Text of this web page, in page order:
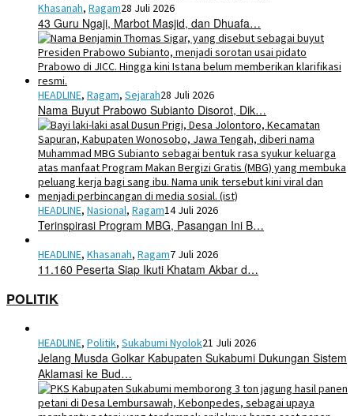
Khasanah, Ragam28 Juli 2026
43 Guru Ngaji, Marbot Masjid, dan Dhuafa…
HEADLINE, Ragam, Sejarah28 Juli 2026
Nama Buyut Prabowo Subianto Disorot, Dik…
HEADLINE, Nasional, Ragam14 Juli 2026
Terinspirasi Program MBG, Pasangan Ini B…
HEADLINE, Khasanah, Ragam7 Juli 2026
11.160 Peserta Siap Ikuti Khatam Akbar d…
POLITIK
HEADLINE, Politik, Sukabumi Nyolok21 Juli 2026
Jelang Musda Golkar Kabupaten Sukabumi Dukungan Sistem
Aklamasi ke Bud…